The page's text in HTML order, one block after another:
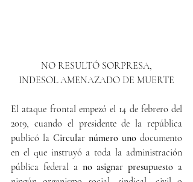
NO RESULTÓ SORPRESA,
INDESOL AMENAZADO DE MUERTE
El ataque frontal empezó el 14 de febrero del
2019, cuando el presidente de la república
publicó la Circular número uno documento
en el que instruyó a toda la administración
pública federal a no asignar presupuesto a